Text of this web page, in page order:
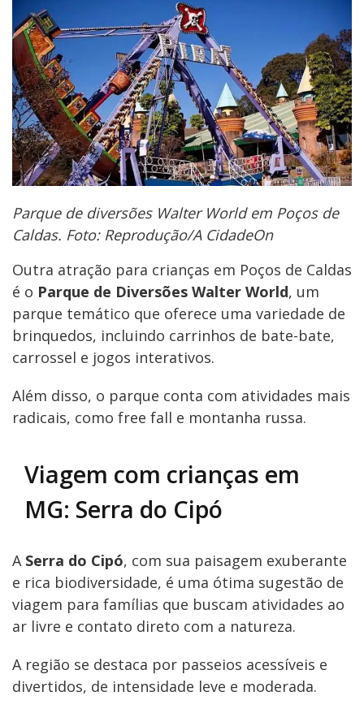
Parque de diversões Walter World em Poços de
Caldas. Foto: Reprodução/A CidadeOn
Outra atração para crianças em Poços de Caldas
é o Parque de Diversões Walter World, um
parque temático que oferece uma variedade de
brinquedos, incluindo carrinhos de bate-bate,
carrossel e jogos interativos.
Além disso, o parque conta com atividades mais
radicais, como free fall e montanha russa.
Viagem com crianças em
MG: Serra do Cipó
A Serra do Cipó, com sua paisagem exuberante
e rica biodiversidade, é uma ótima sugestão de
viagem para famílias que buscam atividades ao
ar livre e contato direto com a natureza.
A região se destaca por passeios acessíveis e
divertidos, de intensidade leve e moderada.